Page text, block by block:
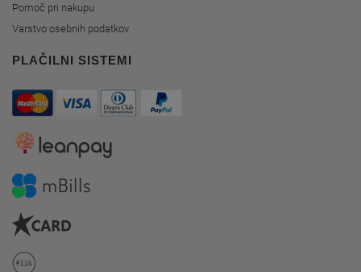
Pomoč pri nakupu
Varstvo osebnih podatkov
PLAČILNI SISTEMI